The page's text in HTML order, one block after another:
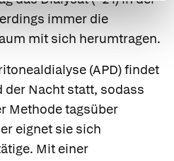
immer die
mit sich herumtragen.
(APD) findet
der Nacht statt, sodass
Methode tagsüber
eignet sie sich
Mit einer